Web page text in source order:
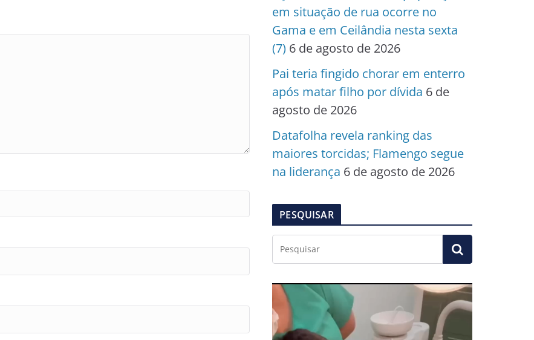
em situação de rua ocorre no
Gama e em Ceilândia nesta sexta
(7) 6 de agosto de 2026
Pai teria fingido chorar em enterro
após matar filho por dívida 6 de
agosto de 2026
Datafolha revela ranking das
maiores torcidas; Flamengo segue
na liderança 6 de agosto de 2026
PESQUISAR